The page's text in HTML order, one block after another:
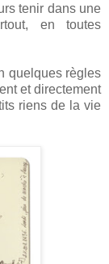
tenir dans une
en toutes
quelques règles
et directement
riens de la vie